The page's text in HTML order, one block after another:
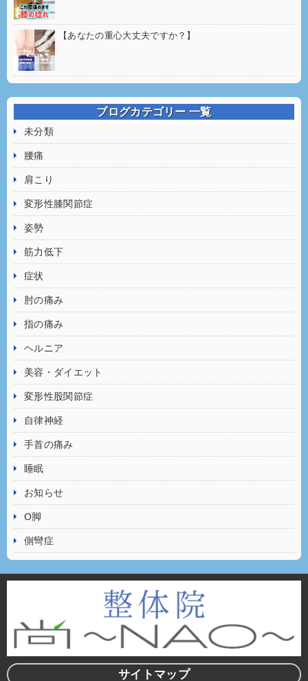
【あなたの重心大丈夫ですか？】
ブログカテゴリー 一覧
未分類
腰痛
肩こり
変形性膝関節症
姿勢
筋力低下
症状
肘の痛み
指の痛み
ヘルニア
美容・ダイエット
変形性股関節症
自律神経
手首の痛み
睡眠
お知らせ
O脚
側彎症
サイトマップ